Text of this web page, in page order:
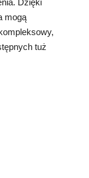
Dzięki
mogą
tuż